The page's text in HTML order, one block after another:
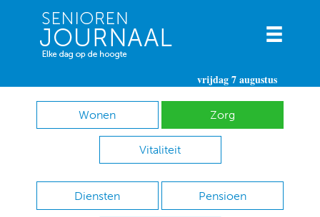
vrijdag 7 augustus
Wonen Zorg
Vitaliteit
Diensten Pensioen